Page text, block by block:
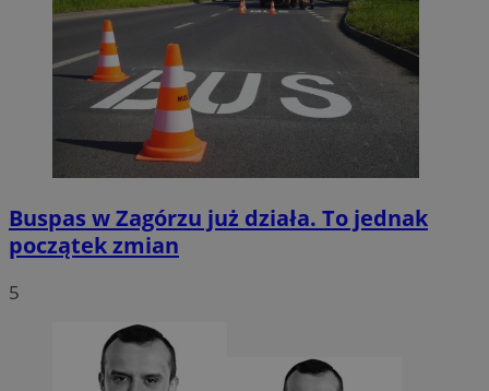
Buspas w Zagórzu już działa. To jednak
początek zmian
5